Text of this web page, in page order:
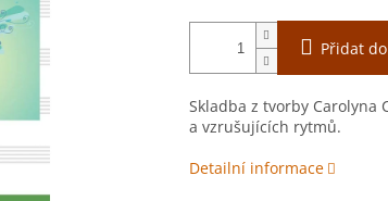
Přidat
Skladba z tvorby Carolyna
a vzrušujících rytmů.
Detailní informace